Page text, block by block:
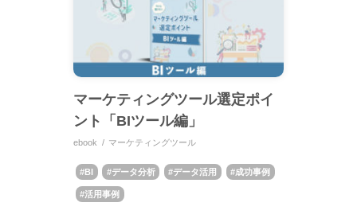
マーケティングツール選定ポイ
ント「BIツール編」
ebook マーケティングツール
BI データ分析 データ活用 成功事例
活用事例